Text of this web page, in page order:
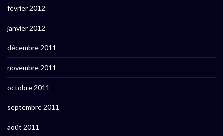
février 2012
janvier 2012
décembre 2011
novembre 2011
octobre 2011
septembre 2011
août 2011